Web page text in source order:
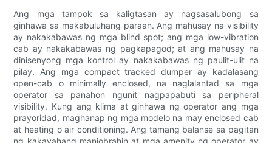
Ang mga tampok sa kaligtasan ay nagsasalubong sa
ginhawa sa makabuluhang paraan. Ang mahusay na visibility
ay nakakabawas ng mga blind spot; ang mga low-vibration
cab ay nakakabawas ng pagkapagod; at ang mahusay na
dinisenyong mga kontrol ay nakakabawas ng paulit-ulit na
pilay. Ang mga compact tracked dumper ay kadalasang
open-cab o minimally enclosed, na naglalantad sa mga
operator sa panahon ngunit nagpapabuti sa peripheral
visibility. Kung ang klima at ginhawa ng operator ang mga
prayoridad, maghanap ng mga modelo na may enclosed cab
at heating o air conditioning. Ang tamang balanse sa pagitan